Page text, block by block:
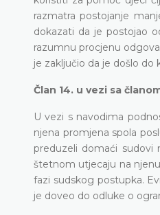
razmatra postojanje
dokazati da je postojao
razumnu procjenu
je zaključio da je došlo do
Član 14. u vezi sa
U vezi s navodima
njena promjena spola
preduzeli domaći sudovi
štetnom utjecaju na
fazi sudskog postupka.
je doveo do odluke o